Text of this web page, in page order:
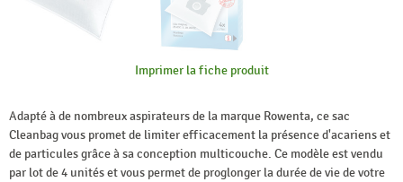
Imprimer la fiche produit
Adapté à de nombreux aspirateurs de la marque Rowenta, ce sac
Cleanbag vous promet de limiter efficacement la présence d'acariens et
de particules grâce à sa conception multicouche. Ce modèle est vendu
par lot de 4 unités et vous permet de proglonger la durée de vie de votre